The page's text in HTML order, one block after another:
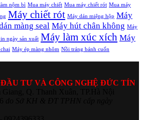
nộm bì Mua máy chiết Mua máy chiết rót Mua máy
Máy chiết rót Máy dán miệng hộp Máy
màng seal Máy hút chân không Máy
ngày sản xuất Máy làm xúc xích Máy
Máy ép màng nhôm Nồi tráng bánh cuốn
ĐẦU TƯ VÀ CÔNG NGHỆ ĐỨC TÍN